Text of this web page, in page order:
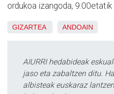
ordukoa izangoda, 9:00etatik
GIZARTEA ANDOAIN
AIURRI hedabideak
jaso eta zabaltzen ditu.
albisteak euskaraz